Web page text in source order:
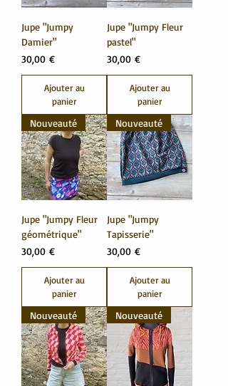
Jupe "Jumpy
Damier"
Prix
30,00 €
Ajouter au
panier
Jupe "Jumpy Fleur
pastel"
Prix
30,00 €
Ajouter au
panier
Nouveauté
Jupe "Jumpy Fleur
géométrique"
Prix
30,00 €
Ajouter au
panier
Nouveauté
Jupe "Jumpy
Tapisserie"
Prix
30,00 €
Ajouter au
panier
Nouveauté Nouveauté